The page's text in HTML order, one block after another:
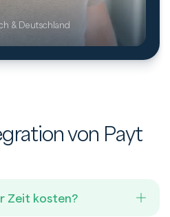
& Deutschland
von Payt
Zeit kosten?